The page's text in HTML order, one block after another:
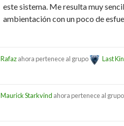
este sistema. Me resulta muy
ambientación con un poco de
Rafazahora pertenece al grupo Last
Maurick Starkvind ahora pertenece al grupo